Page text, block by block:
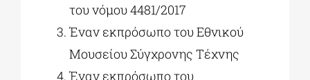
του νόμου 4481/2017
Έναν εκπρόσωπο του Εθνικού
Μουσείου Σύγχρονης Τέχνης
Έναν εκπρόσωπο του